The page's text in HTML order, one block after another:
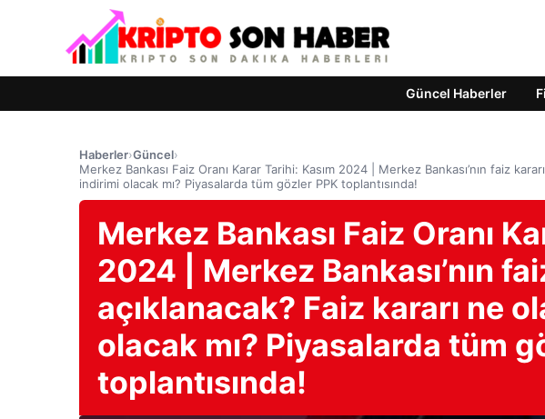
Güncel Haberler
Haberler›Güncel›
Merkez Bankası Faiz Oranı Karar Tarihi: Kasım 2024 | Merkez Bankası’nın faiz
indirimi olacak mı? Piyasalarda tüm gözler PPK toplantısında!
Merkez Bankası Faiz Oranı
2024 | Merkez Bankası’nın
açıklanacak? Faiz kararı ne
olacak mı? Piyasalarda tüm
toplantısında!